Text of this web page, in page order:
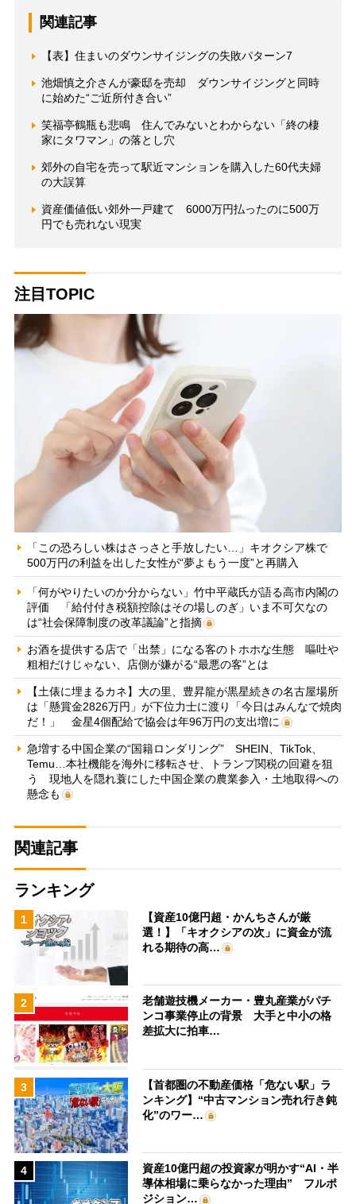
関連記事
【表】住まいのダウンサイジングの失敗パターン7
池畑慎之介さんが豪邸を売却 ダウンサイジングと同時
に始めた“ご近所付き合い”
笑福亭鶴瓶も悲鳴 住んでみないとわからない「終の棲
家にタワマン」の落とし穴
郊外の自宅を売って駅近マンションを購入した60代夫婦
の大誤算
資産価値低い郊外一戸建て 6000万円払ったのに500万
円でも売れない現実
注目TOPIC
「この恐ろしい株はさっさと手放したい…」キオクシア株で
500万円の利益を出した女性が“夢よもう一度”と再購入
「何がやりたいのか分からない」竹中平蔵氏が語る高市内閣の
評価 「給付付き税額控除はその場しのぎ」いま不可欠なの
は“社会保障制度の改革議論”と指摘
お酒を提供する店で「出禁」になる客のトホホな生態 嘔吐や
粗相だけじゃない、店側が嫌がる“最悪の客”とは
【土俵に埋まるカネ】大の里、豊昇龍が黒星続きの名古屋場所
は「懸賞金2826万円」が下位力士に渡り「今日はみんなで焼肉
だ！」 金星4個配給で協会は年96万円の支出増に
急増する中国企業の“国籍ロンダリング” SHEIN、TikTok、
Temu…本社機能を海外に移転させ、トランプ関税の回避を狙
う 現地人を隠れ蓑にした中国企業の農業参入・土地取得への
懸念も
関連記事
ランキング
1
【資産10億円超・かんちさんが厳
選！】「キオクシアの次」に資金が流
れる期待の高…
2
老舗遊技機メーカー・豊丸産業がパチ
ンコ事業停止の背景 大手と中小の格
差拡大に拍車…
3
【首都圏の不動産価格「危ない駅」ラ
ンキング】“中古マンション売れ行き鈍
化”のワー…
4
資産10億円超の投資家が明かす“AI・半
導体相場に乗らなかった理由” フルポ
ジション…